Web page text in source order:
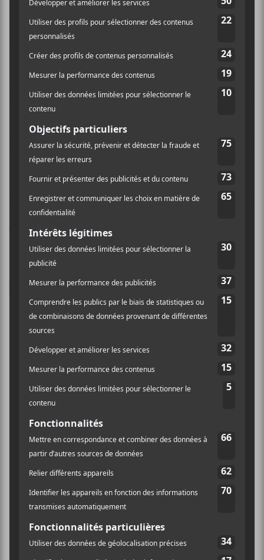
Nom (obligatoire)
Email (ne sera pas publié) (obligatoire)
Site Web
Enregistrer mon nom, mon e-mail et mon site dans
le navigateur pour mon prochain commentaire.
Ce site utilise Akismet pour réduire les indésirables.
savoir plus sur la façon dont les données de vos
INSCRIPTION À L’INFOLETTRE
Ne manquez pas les dernières
nouvelles!
Abonnez-vous à l’infolettre du Canal
Auditif pour tout savoir de l’actualité